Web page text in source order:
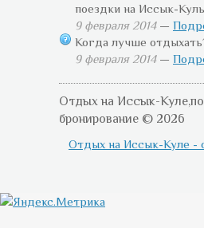
поездки на Иссык-
9 февраля 2014—
Когда лучше
9 февраля 2014—
Отдых на Иссык-
бронирование © 2026
Отдых на Иссык-Куле -